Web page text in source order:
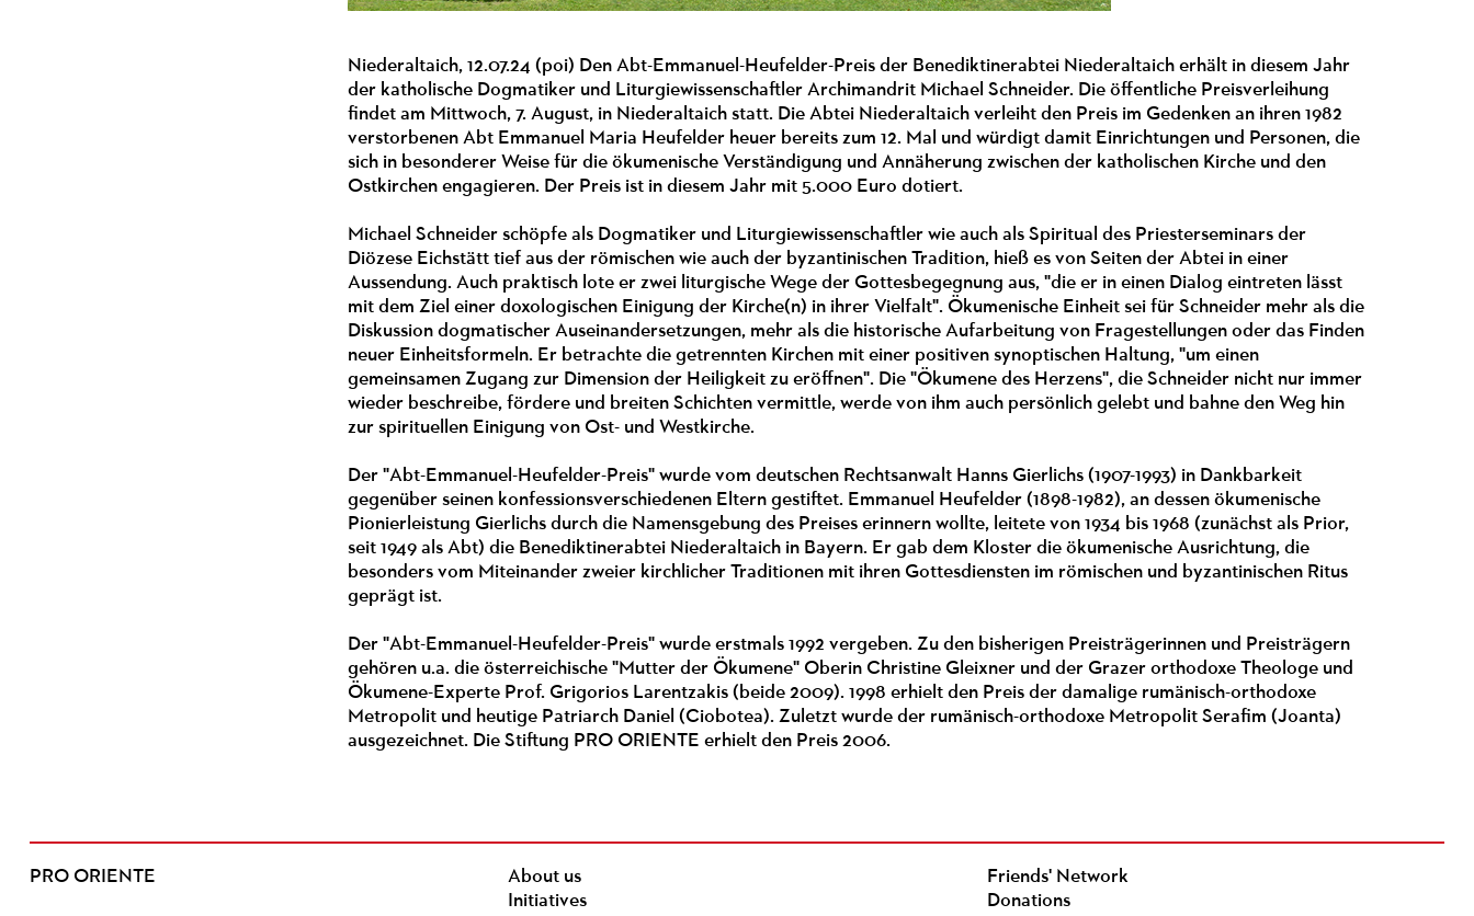
Niederaltaich, 12.07.24 (poi) Den Abt-Emmanuel-Heufelder-Preis der Benediktinerabtei Niederaltaich erhält in diesem Jahr
der katholische Dogmatiker und Liturgiewissenschaftler Archimandrit Michael Schneider. Die öffentliche Preisverleihung
findet am Mittwoch, 7. August, in Niederaltaich statt. Die Abtei Niederaltaich verleiht den Preis im Gedenken an ihren 1982
verstorbenen Abt Emmanuel Maria Heufelder heuer bereits zum 12. Mal und würdigt damit Einrichtungen und Personen, die
sich in besonderer Weise für die ökumenische Verständigung und Annäherung zwischen der katholischen Kirche und den
Ostkirchen engagieren. Der Preis ist in diesem Jahr mit 5.000 Euro dotiert.
Michael Schneider schöpfe als Dogmatiker und Liturgiewissenschaftler wie auch als Spiritual des Priesterseminars der
Diözese Eichstätt tief aus der römischen wie auch der byzantinischen Tradition, hieß es von Seiten der Abtei in einer
Aussendung. Auch praktisch lote er zwei liturgische Wege der Gottesbegegnung aus, "die er in einen Dialog eintreten lässt
mit dem Ziel einer doxologischen Einigung der Kirche(n) in ihrer Vielfalt". Ökumenische Einheit sei für Schneider mehr als die
Diskussion dogmatischer Auseinandersetzungen, mehr als die historische Aufarbeitung von Fragestellungen oder das Finden
neuer Einheitsformeln. Er betrachte die getrennten Kirchen mit einer positiven synoptischen Haltung, "um einen
gemeinsamen Zugang zur Dimension der Heiligkeit zu eröffnen". Die "Ökumene des Herzens", die Schneider nicht nur immer
wieder beschreibe, fördere und breiten Schichten vermittle, werde von ihm auch persönlich gelebt und bahne den Weg hin
zur spirituellen Einigung von Ost- und Westkirche.
Der "Abt-Emmanuel-Heufelder-Preis" wurde vom deutschen Rechtsanwalt Hanns Gierlichs (1907-1993) in Dankbarkeit
gegenüber seinen konfessionsverschiedenen Eltern gestiftet. Emmanuel Heufelder (1898-1982), an dessen ökumenische
Pionierleistung Gierlichs durch die Namensgebung des Preises erinnern wollte, leitete von 1934 bis 1968 (zunächst als Prior,
seit 1949 als Abt) die Benediktinerabtei Niederaltaich in Bayern. Er gab dem Kloster die ökumenische Ausrichtung, die
besonders vom Miteinander zweier kirchlicher Traditionen mit ihren Gottesdiensten im römischen und byzantinischen Ritus
geprägt ist.
Der "Abt-Emmanuel-Heufelder-Preis" wurde erstmals 1992 vergeben. Zu den bisherigen Preisträgerinnen und Preisträgern
gehören u.a. die österreichische "Mutter der Ökumene" Oberin Christine Gleixner und der Grazer orthodoxe Theologe und
Ökumene-Experte Prof. Grigorios Larentzakis (beide 2009). 1998 erhielt den Preis der damalige rumänisch-orthodoxe
Metropolit und heutige Patriarch Daniel (Ciobotea). Zuletzt wurde der rumänisch-orthodoxe Metropolit Serafim (Joanta)
ausgezeichnet. Die Stiftung PRO ORIENTE erhielt den Preis 2006.
PRO ORIENTE
About us
Initiatives
Friends' Network
Donations